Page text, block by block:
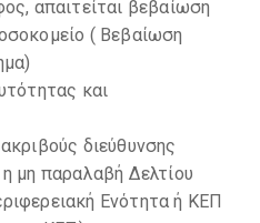
απαιτείται βεβαίωση
( Βεβαίωση
και
διεύθυνσης
μη παραλαβή Δελτίου
Ενότητα ή ΚΕΠ